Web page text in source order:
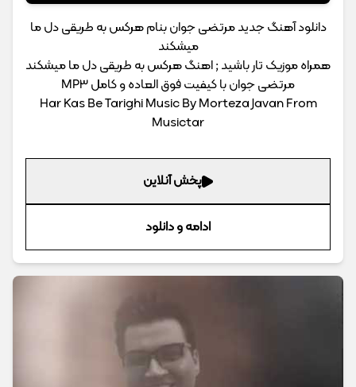
دانلود آهنگ جدید مرتضی جوان بنام هرکس به طریقی دل ما
میشکند
همراه موزیک تار باشید ; اهنگ هرکس به طریقی دل ما میشکند
مرتضی جوان با کیفیت فوق العاده و کامل MP3
Har Kas Be Tarighi Music By Morteza Javan From
Musictar
پخش آنلاین
ادامه و دانلود